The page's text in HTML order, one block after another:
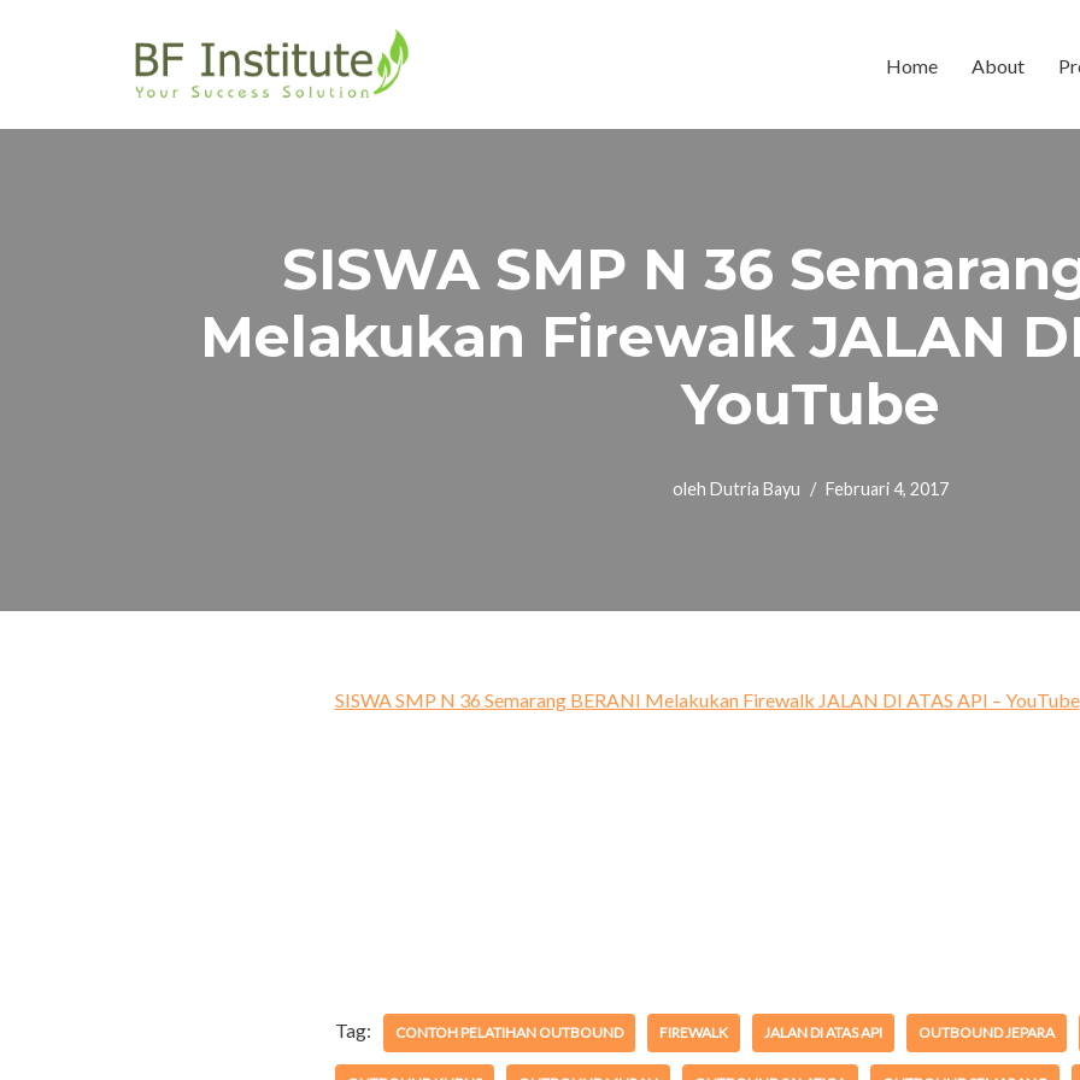
konten
Home About
SISWA SMP N 36
Melakukan Firewalk JALAN
YouTube
oleh Dutria Bayu Februari 4, 2017
SISWASMP N 36 Semarang BERANI Melakukan Firewalk JALAN DI ATAS API – YouTube
Tag: CONTOH PELATIHAN OUTBOUND FIREWALK JALAN DI ATAS API OUTBOUND JEPARA